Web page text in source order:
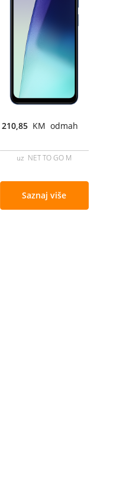
210,85 KM odmah
uz NET TO GO M
Saznaj više